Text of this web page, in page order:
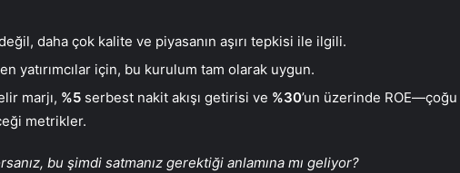
, daha çok kalite ve piyasanın aşırı tepkisi ile ilgili.
yatırımcılar için, bu kurulum tam olarak uygun.
marjı, %5 serbest nakit akışı getirisi ve %30’un üzerinde ROE—çoğu
metrikler.
bu şimdi satmanız gerektiği anlamına mı geliyor?